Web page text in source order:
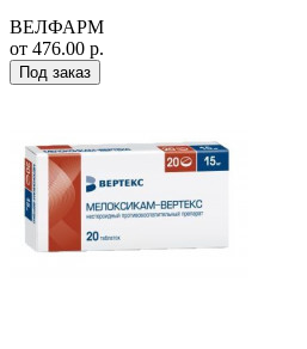
ВЕЛФАРМ
от 476.00 р.
Под заказ